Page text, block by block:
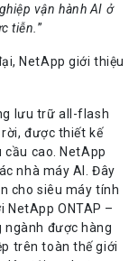
vận hành AI ở
tiễn. ”
NetApp giới thiệu
lưu trữ all-flash
được thiết kế
cầu cao. NetApp
nhà máy AI. Đây
cho siêu máy tính
NetApp ONTAP –
ngành được hàng
trên toàn thế giới